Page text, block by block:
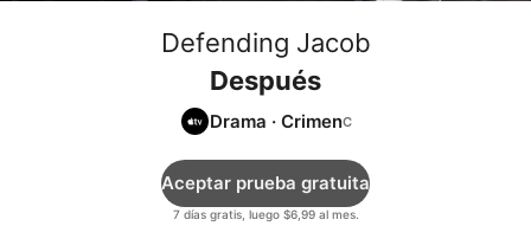
Defending Jacob
Después
Drama · Crimen
7 días gratis, luego $6,99 al mes.
Aceptar prueba gratuita